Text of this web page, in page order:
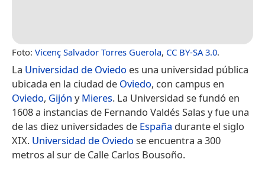
Foto: Vicenç Salvador Torres Guerola, CC BY-SA 3.0.
La Universidad de Oviedo es una universidad pública
ubicada en la ciudad de Oviedo, con campus en
Oviedo, Gijón yMieres. La Universidad se fundó en
1608 a instancias de Fernando Valdés Salas y fue una
de las diez universidades de España durante el siglo
XIX. Universidad de Oviedo se encuentra a 300
metros al sur de Calle Carlos Bousoño.